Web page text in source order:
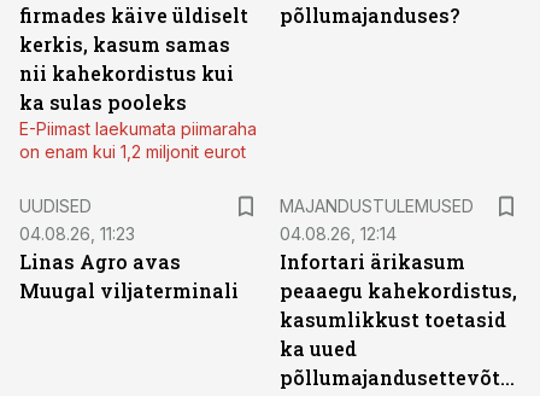
firmades käive üldiselt
kerkis, kasum samas
nii kahekordistus kui
ka sulas pooleks
E-Piimast laekumata piimaraha
on enam kui 1,2 miljonit eurot
põllumajanduses?
UUDISED
04.08.26, 11:23
Linas Agro avas
Muugal viljaterminali
MAJANDUSTULEMUSED
04.08.26, 12:14
Infortari ärikasum
peaaegu kahekordistus,
kasumlikkust toetasid
ka uued
põllumajandusettevõtted